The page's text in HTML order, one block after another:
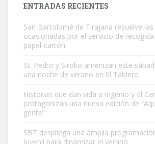
Este gato macho ha aparecido en la calle hace
es muy manso y extremadamente cari...
Leales.org » Gran Canaria
ENTRADAS RECIENTES
San Bartolomé de Tirajana resuelve las
ocasionadas por el servicio de
papel-cartón
St. Pedro y Siroko amenizan este
una noche de verano en El Tablero
Historias que dan vida a Ingenio y El
protagonizan una nueva edición de
gente”
SBT despliega una amplia
juvenil para dinamizar el verano